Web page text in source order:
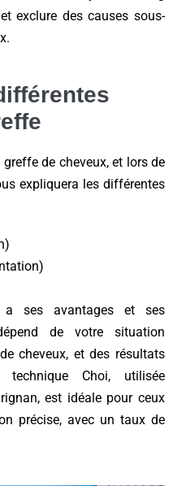
exclure des causes sous-
de cheveux, et lors de
expliquera les différentes
a ses avantages et ses
de votre situation
cheveux, et des résultats
Choi, utilisée
est idéale pour ceux
précise, avec un taux de